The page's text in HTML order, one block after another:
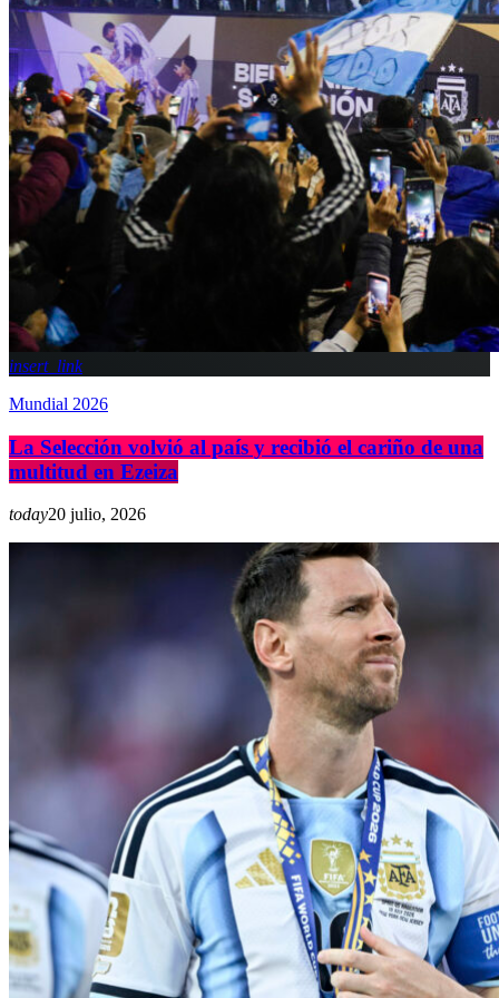
insert_link
Mundial 2026
La Selección volvió al país y recibió el cariño de una
multitud en Ezeiza
today20 julio, 2026